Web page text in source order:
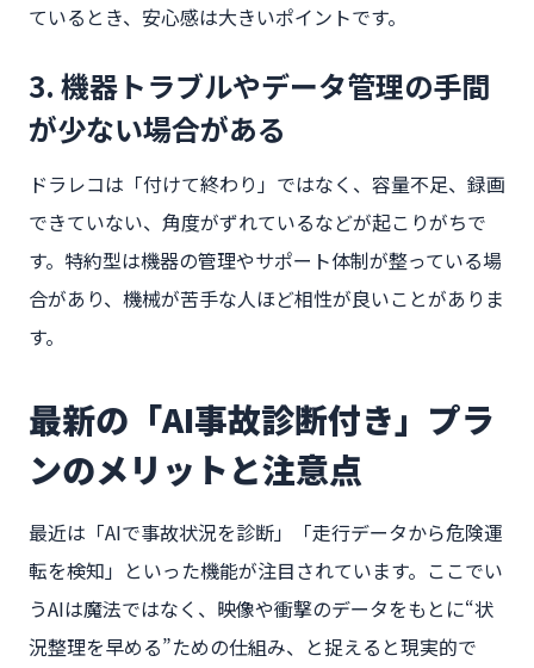
ているとき、安心感は大きいポイントです。
3. 機器トラブルやデータ管理の手間
が少ない場合がある
ドラレコは「付けて終わり」ではなく、容量不足、録画
できていない、角度がずれているなどが起こりがちで
す。特約型は機器の管理やサポート体制が整っている場
合があり、機械が苦手な人ほど相性が良いことがありま
す。
最新の「AI事故診断付き」プラ
ンのメリットと注意点
最近は「AIで事故状況を診断」「走行データから危険運
転を検知」といった機能が注目されています。ここでい
うAIは魔法ではなく、映像や衝撃のデータをもとに“状
況整理を早める”ための仕組み、と捉えると現実的で